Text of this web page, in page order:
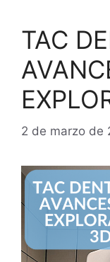
TAC
2 de marzo de